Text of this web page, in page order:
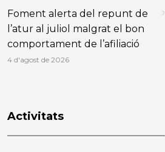
Foment alerta del repunt de
l’atur al juliol malgrat el bon
comportament de l’afiliació
4 d'agost de 2026
Activitats